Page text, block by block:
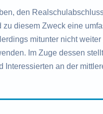
den
diesem Zweck eine
mitunter nicht
Im Zuge dessen
an der